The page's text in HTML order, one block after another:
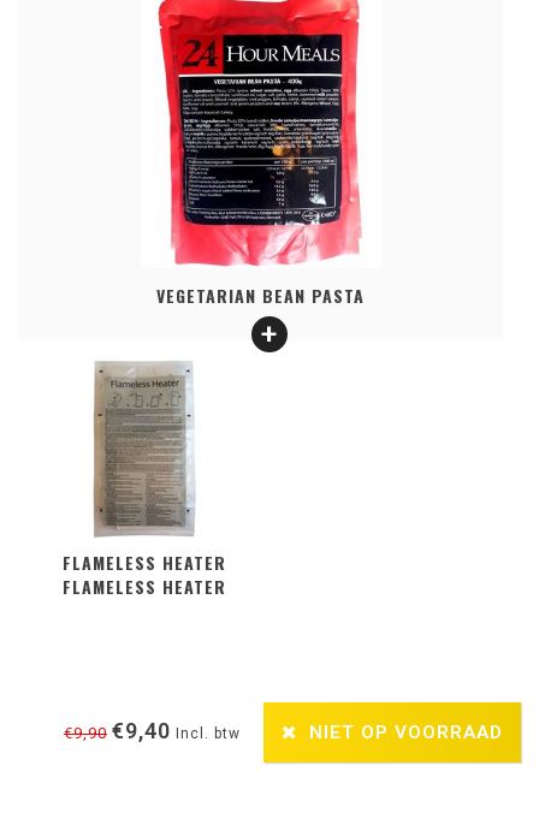
VEGETARIAN BEAN PASTA
FLAMELESS HEATER
FLAMELESS HEATER
€9,90 €9,40 Incl. btw NIET OP VOORRAAD